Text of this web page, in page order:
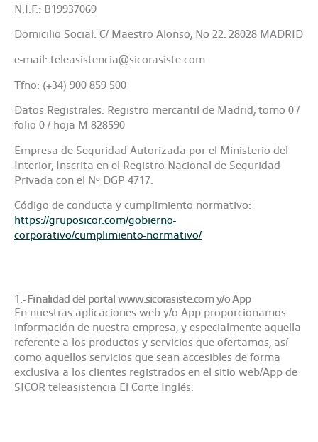
N.I.F.: B19937069
Domicilio Social: C/ Maestro Alonso, No 22. 28028 MADRID
e-mail: teleasistencia@sicorasiste.com
Tfno: (+34) 900 859 500
Datos Registrales: Registro mercantil de Madrid, tomo 0 /
folio 0 / hoja M 828590
Empresa de Seguridad Autorizada por el Ministerio del
Interior, Inscrita en el Registro Nacional de Seguridad
Privada con el Nº DGP 4717.
Código de conducta y cumplimiento normativo:
https://gruposicor.com/gobierno-
corporativo/cumplimiento-normativo/
1.- Finalidad del portal www.sicorasiste.com y/o App
En nuestras aplicaciones web y/o App proporcionamos
información de nuestra empresa, y especialmente aquella
referente a los productos y servicios que ofertamos, así
como aquellos servicios que sean accesibles de forma
exclusiva a los clientes registrados en el sitio web/App de
SICOR teleasistencia El Corte Inglés.